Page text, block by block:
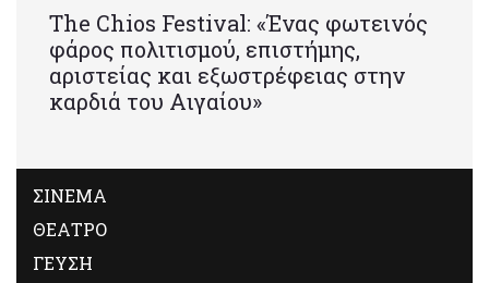
Τhe Chios Festival: «Ένας φωτεινός
φάρος πολιτισμού, επιστήμης,
αριστείας και εξωστρέφειας στην
καρδιά του Αιγαίου»
ΣΙΝΕΜΑ
ΘΕΑΤΡΟ
ΓΕΥΣΗ